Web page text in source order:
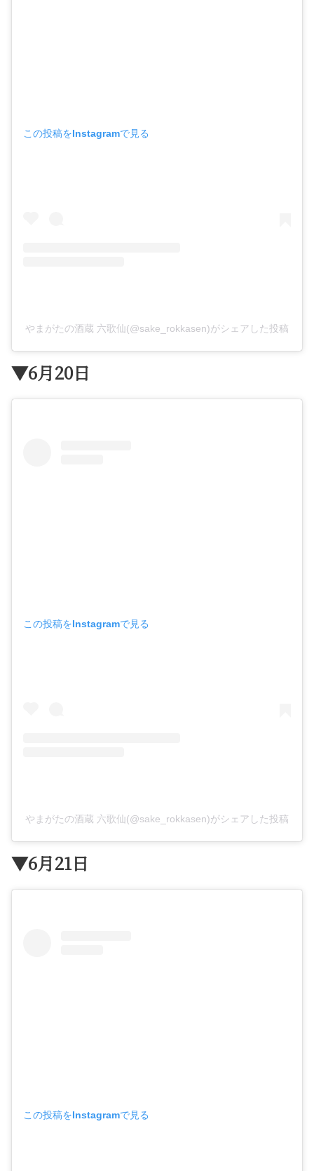
この投稿をInstagramで見る
やまがたの酒蔵 六歌仙(@sake_rokkasen)がシェアした投稿
▼6月20日
この投稿をInstagramで見る
やまがたの酒蔵 六歌仙(@sake_rokkasen)がシェアした投稿
▼6月21日
この投稿をInstagramで見る